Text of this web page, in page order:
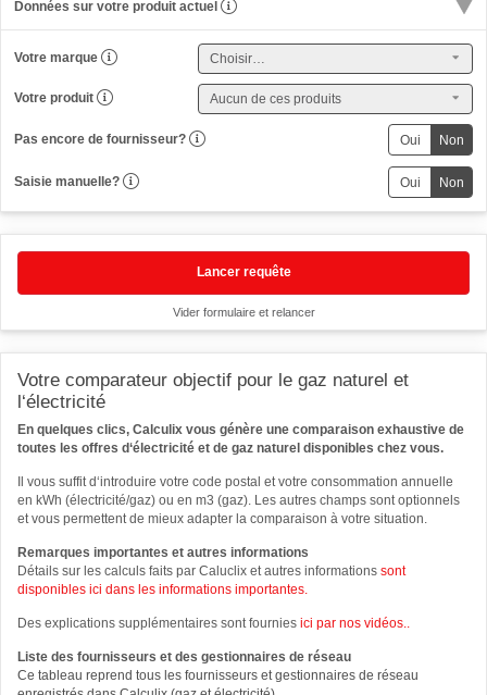
e
n
n
m
r
q
e
Données sur votre produit actuel
Votre marque
Votre produit
Pas encore de fournisseur?
Saisie manuelle?
Lancer requête
Vider formulaire et relancer
Votre comparateur objectif pour le gaz naturel et
l‘électricité
En quelques clics, Calculix vous génère une comparaison exhaustive de
toutes les offres d‘électricité et de gaz naturel disponibles chez vous.
Il vous suffit d‘introduire votre code postal et votre consommation annuelle
en kWh (électricité/gaz) ou en m3 (gaz). Les autres champs sont optionnels
et vous permettent de mieux adapter la comparaison à votre situation.
Remarques importantes et autres informations
Détails sur les calculs faits par Caluclix et autres informations sont
disponibles ici dans les informations importantes.
Des explications supplémentaires sont fournies ici par nos vidéos..
Liste des fournisseurs et des gestionnaires de réseau
Ce tableau reprend tous les fournisseurs et gestionnaires de réseau